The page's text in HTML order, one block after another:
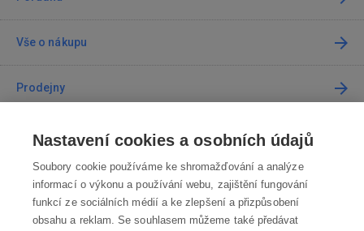
Vše o nákupu
Prodejny
Kontakt
Kontaktujte nás
info@robotworld.cz
Nastavení cookies a osobních údajů
Soubory cookie používáme ke shromažďování a analýze
informací o výkonu a používání webu, zajištění fungování
funkcí ze sociálních médií a ke zlepšení a přizpůsobení
obsahu a reklam. Se souhlasem můžeme také předávat